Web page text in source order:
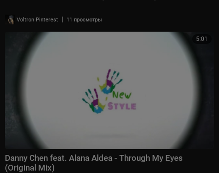
Voltron Pinterest | 11 просмотры
5:01
Danny Chen feat. Alana Aldea - Through My Eyes
(Original Mix)